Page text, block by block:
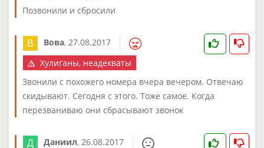
Позвонили и сбросили
Вова, 27.08.2017
Хулиганы, неадекваты
Звонили с похожего номера вчера вечером. Отвечаю
скидывают. Сегодня с этого. Тоже самое. Когда
перезваниваю они сбрасывают звонок
Даниил, 26.08.2017